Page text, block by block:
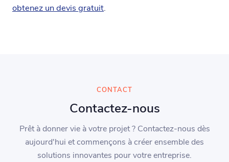
obtenez un devis gratuit.
CONTACT
Contactez-nous
Prêt à donner vie à votre projet ? Contactez-nous dès
aujourd'hui et commençons à créer ensemble des
solutions innovantes pour votre entreprise.